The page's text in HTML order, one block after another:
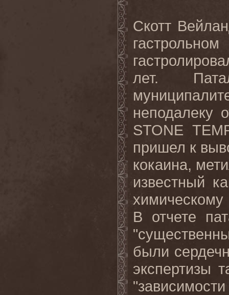
Скотт
лет.
неподалеку
STONE
пришел к
кокаина,
известный
химическому
В отчете
были
экспертизы